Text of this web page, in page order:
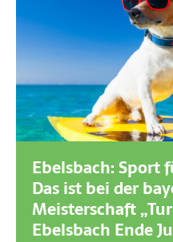
Ebelsbach: Sport
Das ist bei der
Meisterschaft
Ebelsbach Ende